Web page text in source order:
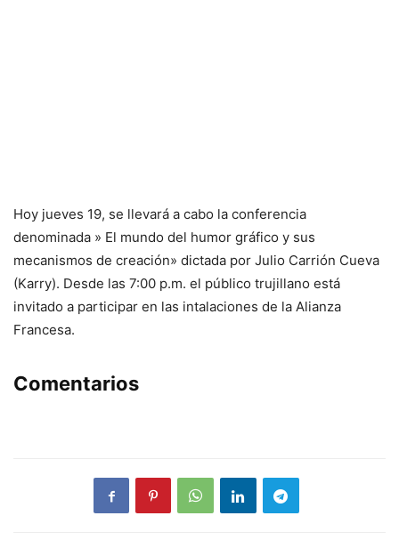
Hoy jueves 19, se llevará a cabo la conferencia
denominada » El mundo del humor gráfico y sus
mecanismos de creación» dictada por Julio Carrión Cueva
(Karry). Desde las 7:00 p.m. el público trujillano está
invitado a participar en las intalaciones de la Alianza
Francesa.
Comentarios